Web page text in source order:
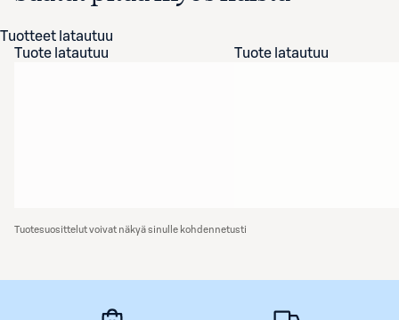
Tuotteet latautuu
Tuote latautuu
Tuote latautuu
Tuotesuosittelut voivat näkyä sinulle kohdennetusti